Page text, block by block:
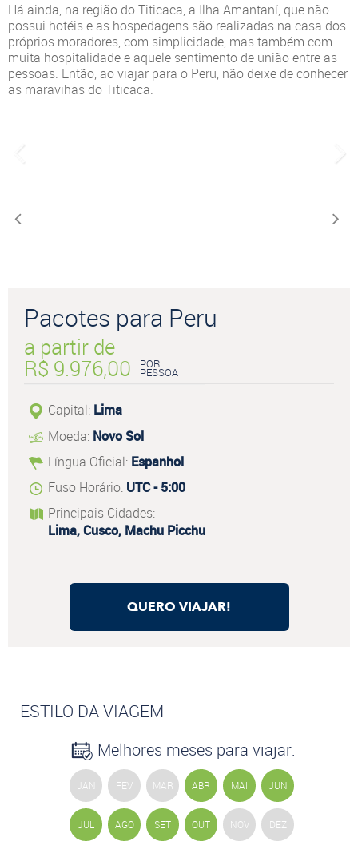
Há ainda, na região do Titicaca, a Ilha Amantaní, que não
possui hotéis e as hospedagens são realizadas na casa dos
próprios moradores, com simplicidade, mas também com
muita hospitalidade e aquele sentimento de união entre as
pessoas. Então, ao viajar para o Peru, não deixe de conhecer
as maravihas do Titicaca.
Pacotes para Peru
a partir de
R$ 9.976,00 POR
PESSOA
Capital: Lima
Moeda: Novo Sol
Língua Oficial: Espanhol
Fuso Horário: UTC - 5:00
Principais Cidades:
Lima, Cusco, Machu Picchu
QUERO VIAJAR!
ESTILO DA VIAGEM
Melhores meses para viajar:
JAN FEV MAR ABR MAI JUN
JUL AGO SET OUT NOV DEZ